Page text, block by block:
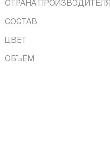
СТРАНА ПРОИЗВОДИТЕЛЯ
СОСТАВ
ЦВЕТ
ОБЪЁМ